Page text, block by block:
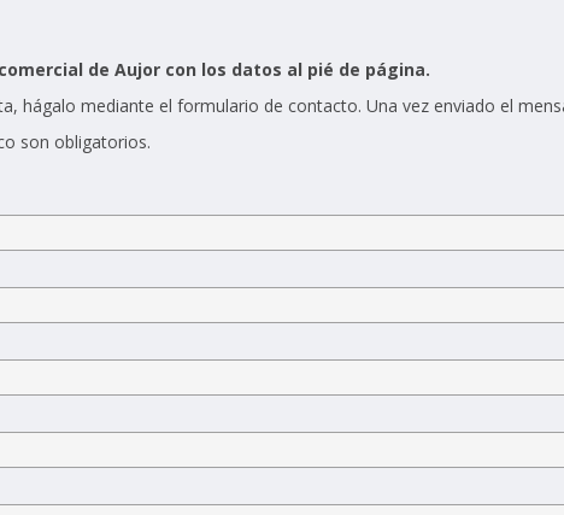
de Aujor con los datos al pié de página.
hágalo mediante el formulario de contacto. Una vez enviado el
son obligatorios.